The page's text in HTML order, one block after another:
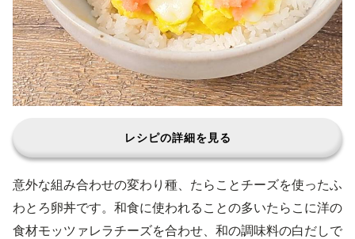
レシピの詳細を見る
意外な組み合わせの変わり種、たらことチーズを使ったふ
わとろ卵丼です。和食に使われることの多いたらこに洋の
食材モッツァレラチーズを合わせ、和の調味料の白だしで